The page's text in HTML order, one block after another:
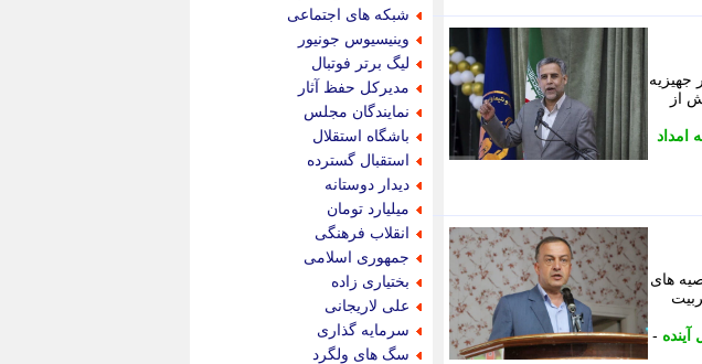
خوزستان گفت: سهم استان از اهدای همزمان 30 هزار جهیزیه
از
امداد
های
-
شبکه های اجتماعی
وینیسیوس جونیور
لیگ برتر فوتبال
مدیرکل حفظ آثار
نمایندگان مجلس
باشگاه استقلال
استقبال گسترده
دیدار دوستانه
میلیارد تومان
انقلاب فرهنگی
جمهوری اسلامی
بختیاری زاده
علی لاریجانی
سرمایه گذاری
سگ های ولگرد